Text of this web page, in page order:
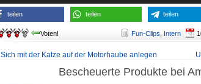
teilen teilen teilen
Voten! Fun-Clips Intern |
Sich mit der Katze auf der Motorhaube anlegen
Bescheuerte Produkte bei